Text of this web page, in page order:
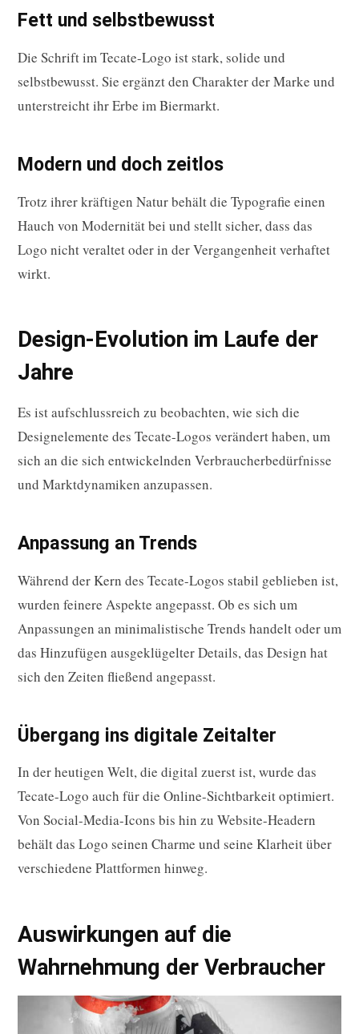
Fett und selbstbewusst
Die Schrift im Tecate-Logo ist stark, solide und
selbstbewusst. Sie ergänzt den Charakter der Marke und
unterstreicht ihr Erbe im Biermarkt.
Modern und doch zeitlos
Trotz ihrer kräftigen Natur behält die Typografie einen
Hauch von Modernität bei und stellt sicher, dass das
Logo nicht veraltet oder in der Vergangenheit verhaftet
wirkt.
Design-Evolution im Laufe der
Jahre
Es ist aufschlussreich zu beobachten, wie sich die
Designelemente des Tecate-Logos verändert haben, um
sich an die sich entwickelnden Verbraucherbedürfnisse
und Marktdynamiken anzupassen.
Anpassung an Trends
Während der Kern des Tecate-Logos stabil geblieben ist,
wurden feinere Aspekte angepasst. Ob es sich um
Anpassungen an minimalistische Trends handelt oder um
das Hinzufügen ausgeklügelter Details, das Design hat
sich den Zeiten fließend angepasst.
Übergang ins digitale Zeitalter
In der heutigen Welt, die digital zuerst ist, wurde das
Tecate-Logo auch für die Online-Sichtbarkeit optimiert.
Von Social-Media-Icons bis hin zu Website-Headern
behält das Logo seinen Charme und seine Klarheit über
verschiedene Plattformen hinweg.
Auswirkungen auf die
Wahrnehmung der Verbraucher